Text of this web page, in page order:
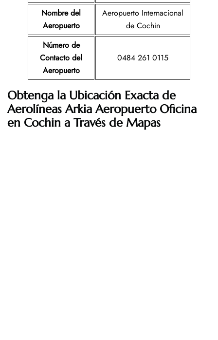
Nombre del
Aeropuerto
Aeropuerto Internacional
de Cochin
Número de
Contacto del
Aeropuerto
0484 261 0115
Obtenga la Ubicación Exacta de
Aerolíneas ArkiaAeropuerto Oficina
en Cochin a Través de Mapas